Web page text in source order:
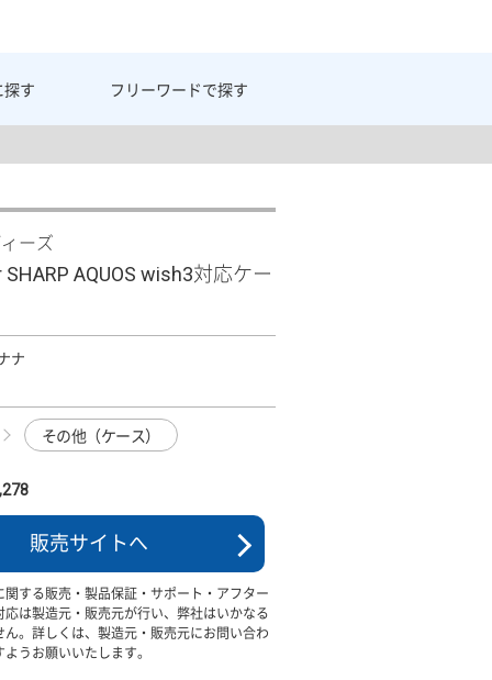
探す フリーワードで探す
ーズ
AQUOS wish3対応ケー
ナ
その他（ケース）
販売サイトへ
関する販売・製品保証・サポート・アフター
応は製造元・販売元が行い、弊社はいかなる
ん。詳しくは、製造元・販売元にお問い合わ
うお願いいたします。